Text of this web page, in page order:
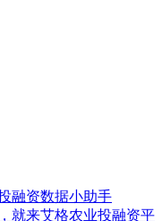
融资数据小助手
就来艾格农业投融资平